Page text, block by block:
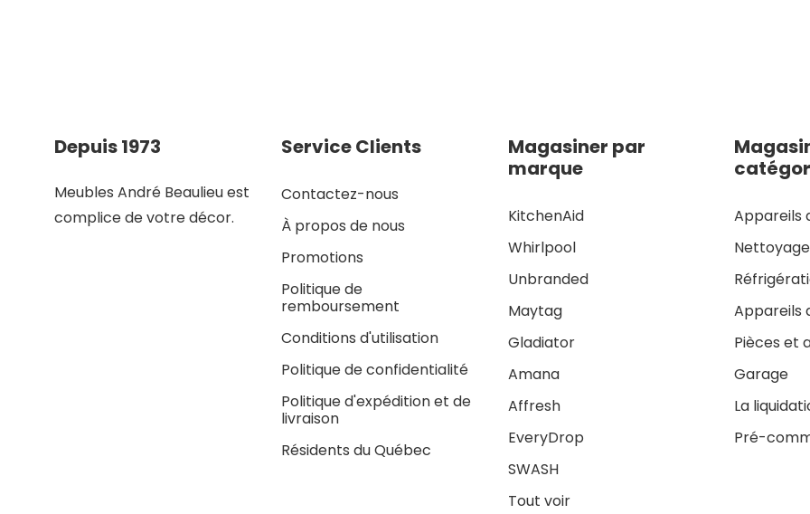
Depuis 1973
Meubles André Beaulieu est
complice de votre décor.
Service Clients
Contactez-nous
À propos de nous
Promotions
Politique de
remboursement
Conditions d'utilisation
Politique de confidentialité
Politique d'expédition et de
livraison
Résidents du Québec
Magasiner par
marque
KitchenAid
Whirlpool
Unbranded
Maytag
Gladiator
Amana
Affresh
EveryDrop
SWASH
Tout voir
Appareils
Nettoyage
Appareils
Pièces et
Garage
La
Pré-